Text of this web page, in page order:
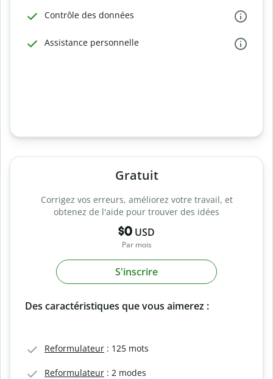
Contrôle des données
Assistance personnelle
Gratuit
Corrigez vos erreurs, améliorez votre travail, et
obtenez de l'aide pour trouver des idées
$0 USD
Par mois
S'inscrire
Des caractéristiques que vous aimerez :
Reformulateur : 125 mots
Reformulateur : 2 modes